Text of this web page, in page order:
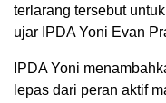
terlarang tersebut
ujar IPDA Yoni Evan
​IPDA Yoni
lepas dari peran aktif